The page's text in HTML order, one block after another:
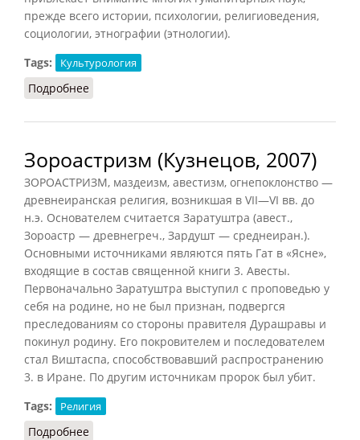
прежде всего истории, психологии, религиоведения,
социологии, этнографии (этнологии).
Tags:
Культурология
Подробнее
Зороастризм (Кузнецов, 2007)
ЗОРОАСТРИЗМ, маздеизм, авестизм, огнепоклонство —
древнеиранская религия, возникшая в VII—VI вв. до
н.э. Основателем считается Заратуштра (авест.,
Зороастр — древнегреч., Зардушт — среднеиран.).
Основными источниками являются пять Гат в «Ясне»,
входящие в состав священной книги 3. Авесты.
Первоначально Заратуштра выступил с проповедью у
себя на родине, но не был признан, подвергся
преследованиям со стороны правителя Дурашравы и
покинул родину. Его покровителем и последователем
стал Виштаспа, способствовавший распространению
3. в Иране. По другим источникам пророк был убит.
Tags:
Религия
Подробнее